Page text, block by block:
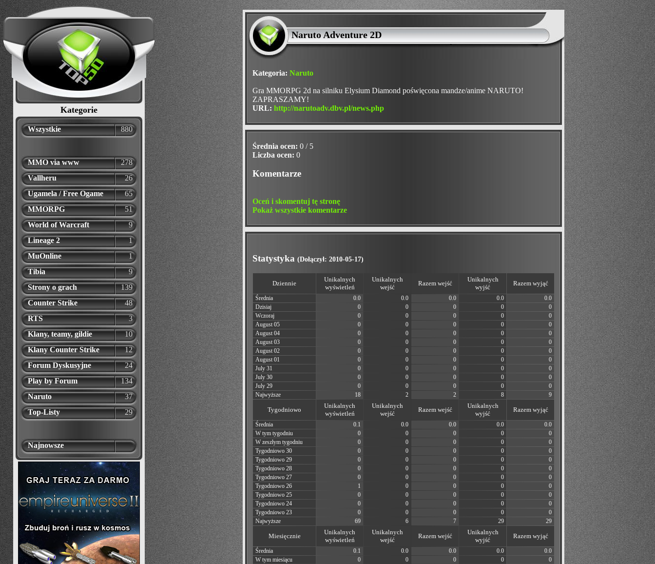
Kategorie
Wszystkie 880
MMO via www
278
Vallheru
26
Ugamela / Free Ogame
65
MMORPG
51
World of Warcraft
9
Lineage 2
1
MuOnline
1
Tibia
9
Strony o grach
139
Counter Strike
48
RTS
3
Klany, teamy, gildie
10
Klany Counter Strike
12
Forum Dyskusyjne
24
Play by Forum
134
Naruto
37
Top-Listy
29
Najnowsze
Naruto Adventure 2D
Kategoria: Naruto
Gra MMORPG 2d na silniku Elysium Diamond poświęcona mandze/anime NARUTO!
ZAPRASZAMY!
URL: http://narutoadv.dbv.pl/news.php
Średnia ocen: 0 / 5
Liczba ocen: 0
Komentarze
Oceń i skomentuj tę stronę
Pokaż wszystkie komentarze
Statystyka (Dołączył: 2010-05-17)
Dziennie
Unikalnych
wyświetleń
Unikalnych
wejść
Razem wejść
Unikalnych
wyjść
Razem wyjąć
Średnia 0.0 0.0 0.0 0.0
0.0
Dzisiaj
0 0 0 0
0
Wczoraj
0 0 0 0
0
August 05
0 0 0 0
0
August 04
0 0 0 0
0
August 03
0 0 0 0
0
August 02
0 0 0 0
0
August 01
0 0 0 0
0
July 31
0 0 0 0
0
July 30
0 0 0 0
0
July 29
0 0 0 0
0
Najwyższe
18 2 2 8 9
Tygodniowo
Unikalnych
wyświetleń
Unikalnych
wejść
Razem wejść
Unikalnych
wyjść
Razem wyjąć
Średnia 0.1 0.0 0.0 0.0
0.0
W tym tygodniu
0 0 0 0
0
W zeszłym tygodniu
0 0 0 0
0
Tygodniowo 30
0 0 0 0
0
Tygodniowo 29
0 0 0 0
0
Tygodniowo 28
0 0 0 0
0
Tygodniowo 27
0 0 0 0
0
Tygodniowo 26
1 0 0 0
0
Tygodniowo 25
0 0 0 0
0
Tygodniowo 24
0 0 0 0
0
Tygodniowo 23
0 0 0 0
0
Najwyższe
69 6 7 29 29
Miesięcznie
Unikalnych
wyświetleń
Unikalnych
wejść
Razem wejść
Unikalnych
wyjść
Razem wyjąć
Średnia 0.1 0.0 0.0 0.0
0.0
W tym miesiącu
0 0 0 0
0